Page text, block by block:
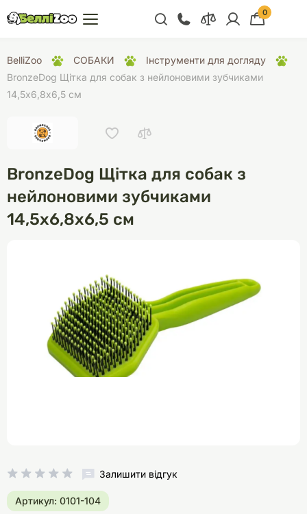
+38 (068) 300 91 91
Відділ продажу
+38 (068) 479 28
76
0
BelliZoo СОБАКИ
Інструменти для догляду
BronzeDog Щітка для собак з нейлоновими зубчиками
14,5х6,8х6,5 см
BronzeDog Щітка для собак з
нейлоновими зубчиками
14,5х6,8х6,5 см
Залишити відгук
Артикул: 0101-104